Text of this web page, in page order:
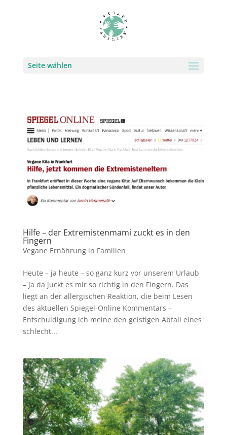
Seite wählen
Hilfe – der Extremistenmami zuckt es in den
Fingern
Vegane Ernährung in Familien
Heute – ja heute – so ganz kurz vor unserem Urlaub
– ja da juckt es mir so richtig in den Fingern. Das
liegt an der allergischen Reaktion, die beim Lesen
des aktuellen Spiegel-Online Kommentars –
Entschuldigung ich meine den geistigen Abfall eines
schlecht...